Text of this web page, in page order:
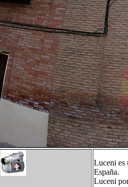
Luceni es
España.
Luceni